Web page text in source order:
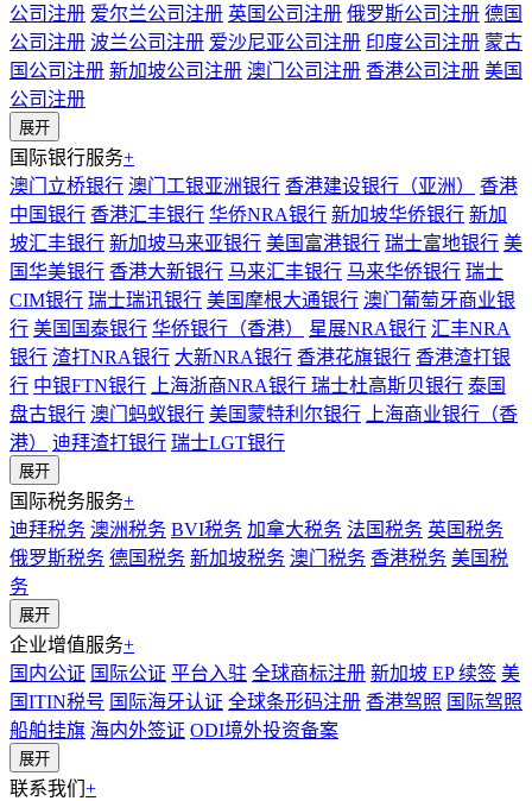
公司注册 爱尔兰公司注册 英国公司注册 俄罗斯公司注册 德国
公司注册 波兰公司注册 爱沙尼亚公司注册 印度公司注册 蒙古
国公司注册 新加坡公司注册 澳门公司注册 香港公司注册 美国
公司注册
展开
国际银行服务+
澳门立桥银行 澳门工银亚洲银行 香港建设银行（亚洲）
香港
中国银行 香港汇丰银行 华侨NRA银行 新加坡华侨银行 新加
坡汇丰银行 新加坡马来亚银行 美国富港银行 瑞士富地银行 美
国华美银行 香港大新银行 马来汇丰银行 马来华侨银行 瑞士
CIM银行 瑞士瑞讯银行 美国摩根大通银行 澳门葡萄牙商业银
行 美国国泰银行 华侨银行（香港） 星展NRA银行 汇丰NRA
银行 渣打NRA银行 大新NRA银行 香港花旗银行 香港渣打银
行 中银FTN银行 上海浙商NRA银行 瑞士杜高斯贝银行 泰国
盘古银行 澳门蚂蚁银行 美国蒙特利尔银行
上海商业银行（香
港）
迪拜渣打银行 瑞士LGT银行
展开
国际税务服务+
迪拜税务 澳洲税务 BVI税务 加拿大税务 法国税务 英国税务
俄罗斯税务 德国税务 新加坡税务 澳门税务 香港税务 美国税
务
展开
企业增值服务+
国内公证 国际公证 平台入驻 全球商标注册 新加坡 EP 续签 美
国ITIN税号 国际海牙认证 全球条形码注册 香港驾照 国际驾照
船舶挂旗 海内外签证 ODI境外投资备案
展开
联系我们 +